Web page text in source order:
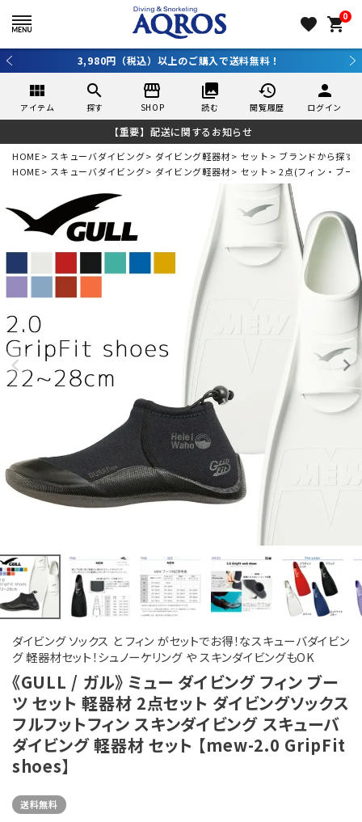
favorite 0
shopping_cart
3,980円（税込）以上のご購入で送料無料！
view_module
アイテム
search
探す
storefront
SHOP
collections
読む
history
閲覧履歴
person
ログイン
【重要】配送に関するお知らせ
HOME スキューバダイビング ダイビング軽器材 セット
ブランドから探す
HOME
スキューバダイビング ダイビング軽器材 セット 2点(フィン・ブー
ダイビング ソックス と フィン がセットでお得！なスキューバダイビン
グ 軽器材セット！シュノーケリング や スキンダイビングもOK
《GULL / ガル》 ミュー ダイビング フィン ブー
ツ セット 軽器材 2点セット ダイビングソックス
フルフットフィン スキンダイビング スキューバ
ダイビング 軽器材 セット 【mew-2.0 GripFit
shoes】
送料無料